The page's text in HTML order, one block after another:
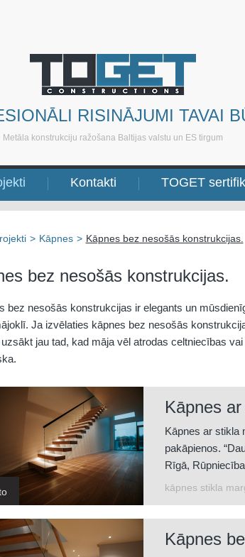
RISINĀJUMI TAVAI
Metāla konstrukciju ražošana Baltijas valstu un ES tirgum
Kontakti TOGET
> Kāpnes > Kāpnes bez nesošās konstrukcijas.
bez nesošās konstrukcijas.
bez nesošās konstrukcijas ir elegants un
Ja izvēlaties kāpnes bez nesošās
jau tad, kad māja vēl atrodas celtniecības
Kāpnes
Kāpnes ar stikla
pakāpienos.
Rīgā,
kāpnes stikla
Kāpnes